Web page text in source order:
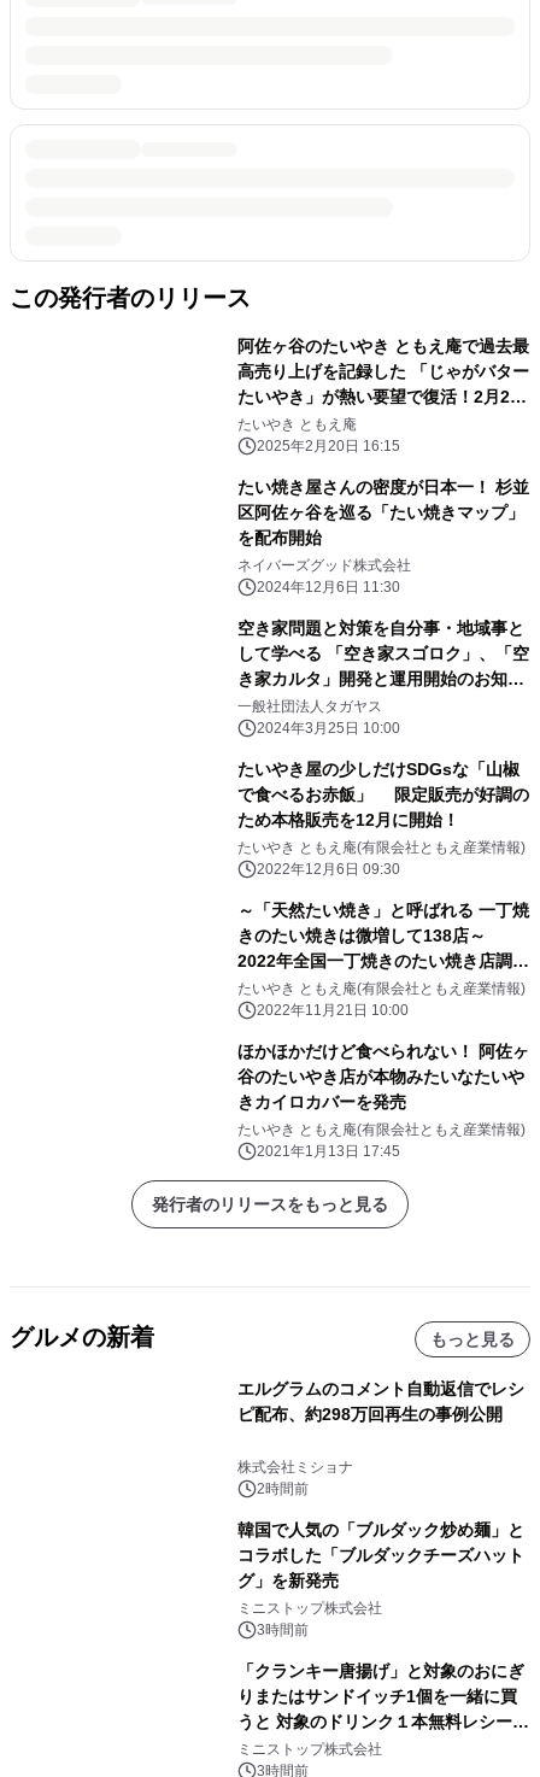
この発行者のリリース
阿佐ヶ谷のたいやき ともえ庵で過去最
高売り上げを記録した 「じゃがバター
たいやき」が熱い要望で復活！2月21
日(金)再発売
たいやき ともえ庵
2025年2月20日 16:15
たい焼き屋さんの密度が日本一！ 杉並
区阿佐ヶ谷を巡る「たい焼きマップ」
を配布開始
ネイバーズグッド株式会社
2024年12月6日 11:30
空き家問題と対策を自分事・地域事と
して学べる 「空き家スゴロク」、「空
き家カルタ」開発と運用開始のお知ら
せ
一般社団法人タガヤス
2024年3月25日 10:00
たいやき屋の少しだけSDGsな「山椒
で食べるお赤飯」 限定販売が好調の
ため本格販売を12月に開始！
たいやき ともえ庵(有限会社ともえ産業情報)
2022年12月6日 09:30
～「天然たい焼き」と呼ばれる 一丁焼
きのたい焼きは微増して138店～
2022年全国一丁焼きのたい焼き店調査
の結果
たいやき ともえ庵(有限会社ともえ産業情報)
2022年11月21日 10:00
ほかほかだけど食べられない！ 阿佐ヶ
谷のたいやき店が本物みたいなたいや
きカイロカバーを発売
たいやき ともえ庵(有限会社ともえ産業情報)
2021年1月13日 17:45
発行者のリリースをもっと見る
グルメの新着 もっと見る
エルグラムのコメント自動返信でレシ
ピ配布、約298万回再生の事例公開
株式会社ミショナ
2時間前
韓国で人気の「ブルダック炒め麺」と
コラボした「ブルダックチーズハット
グ」を新発売
ミニストップ株式会社
3時間前
「クランキー唐揚げ」と対象のおにぎ
りまたはサンドイッチ1個を一緒に買
うと 対象のドリンク１本無料レシート
クーポンもらえる！※1
ミニストップ株式会社
3時間前